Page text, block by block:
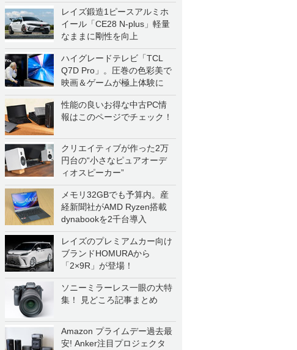
レイズ鍛造1ピースアルミホ
イール「CE28 N-plus」軽量
なままに剛性を向上
ハイグレードテレビ「TCL
Q7D Pro」。圧巻の色彩美で
映画＆ゲームが極上体験に
性能の良いお得な中古PC情
報はこのページでチェック！
クリエイティブが作った2万
円台の“小さなピュアオーデ
ィオスピーカー”
メモリ32GBでも予算内。産
経新聞社がAMD Ryzen搭載
dynabookを2千台導入
レイズのプレミアムカー向け
ブランドHOMURAから
「2×9R」が登場！
ソニーミラーレス一眼の大特
集！ 見どころ記事まとめ
Amazon プライムデー過去最
安! Anker注目プロジェクタ